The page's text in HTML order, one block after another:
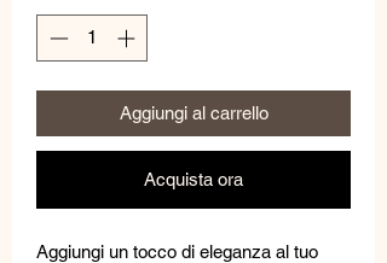
Aggiungi al carrello
Acquista ora
Aggiungi un tocco di eleganza al tuo